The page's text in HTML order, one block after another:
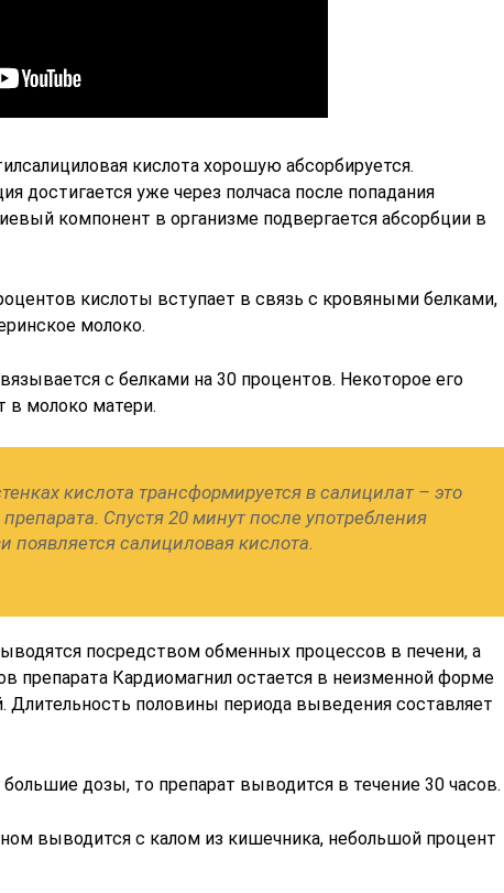
кислота хорошую абсорбируется.
достигается уже через полчаса после попадания
компонент в организме подвергается абсорбции в
кислоты вступает в связь с кровяными белками,
молоко.
с белками на 30 процентов. Некоторое его
в молоко матери.
кислота трансформируется в салицилат – это
Спустя 20 минут после употребления
появляется салициловая кислота.
посредством обменных процессов в печени, а
препарата Кардиомагнил остается в неизменной форме
Длительность половины периода выведения составляет
большие дозы, то препарат выводится в течение 30 часов.
выводится с калом из кишечника, небольшой процент